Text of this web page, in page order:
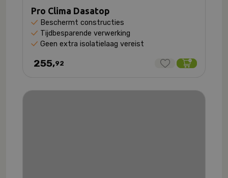
Pro Clima Dasatop
Beschermt constructies
Tijdbesparende verwerking
Geen extra isolatielaag vereist
255,92